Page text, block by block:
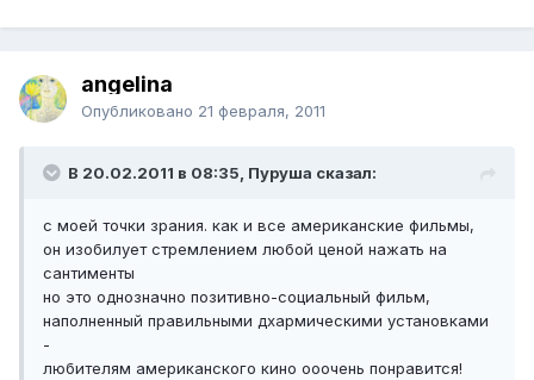
angelina
Опубликовано 21 февраля, 2011
В 20.02.2011 в 08:35, Пуруша сказал:
с моей точки зрания. как и все американские фильмы,
он изобилует стремлением любой ценой нажать на
сантименты
но это однозначно позитивно-социальный фильм,
наполненный правильными дхармическими установками
-
любителям американского кино ооочень понравится!